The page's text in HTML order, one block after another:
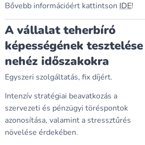
Bővebb információért kattintson IDE!
A vállalat teherbíró
képességének tesztelése
nehéz időszakokra
Egyszeri szolgáltatás, fix díjért.
Intenzív stratégiai beavatkozás a
szervezeti és pénzügyi töréspontok
azonosítása, valamint a stressztűrés
növelése érdekében.